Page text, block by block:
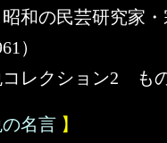
昭和の民芸研究家・
）
コレクション2 もの
名言 】